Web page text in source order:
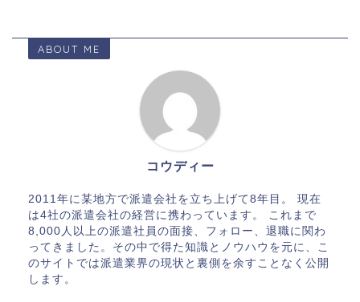
ABOUT ME
コウディー
2011年に某地方で派遣会社を立ち上げて8年目。 現在
は4社の派遣会社の経営に携わっています。 これまで
8,000人以上の派遣社員の面接、フォロー、退職に関わ
ってきました。その中で得た知識とノウハウを元に、こ
のサイトでは派遣業界の現状と裏側を余すことなく公開
します。